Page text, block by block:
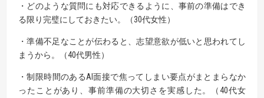
・どのような質問にも対応できるように、事前の準備はでき
る限り完璧にしておきたい。（30代女性）
・準備不足なことが伝わると、志望意欲が低いと思われてし
まうから。（40代男性）
・制限時間のあるAI面接で焦ってしまい要点がまとまらなか
ったことがあり、事前準備の大切さを実感した。（40代女